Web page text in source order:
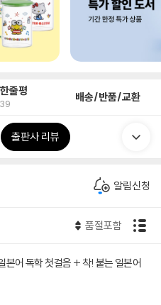
줄평 배송/반품/교환
출판사 리뷰
알림신청
품절포함
본어 독학 첫걸음 + 착! 붙는 일본어